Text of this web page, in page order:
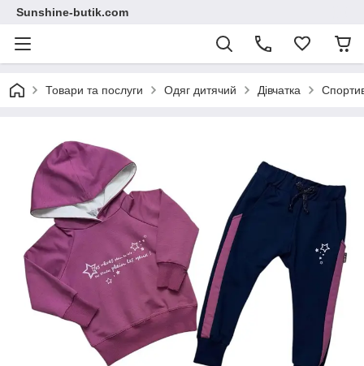
Sunshine-butik.com
Товари та послуги Одяг дитячий Дівчатка